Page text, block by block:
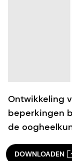
Ontwikkeling
beperkingen
de
DOWNLOADEN